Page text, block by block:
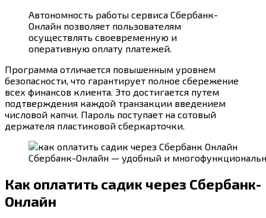
Автономность работы сервиса Сбербанк-
Онлайн позволяет пользователям
осуществлять своевременную и
оперативную оплату платежей.
Программа отличается повышенным уровнем
безопасности, что гарантирует полное сбережение
всех финансов клиента. Это достигается путем
подтверждения каждой транзакции введением
числовой капчи. Пароль поступает на сотовый
держателя пластиковой сберкарточки.
Сбербанк-Онлайн — удобный и
Как оплатить садик через Сбербанк-
Онлайн